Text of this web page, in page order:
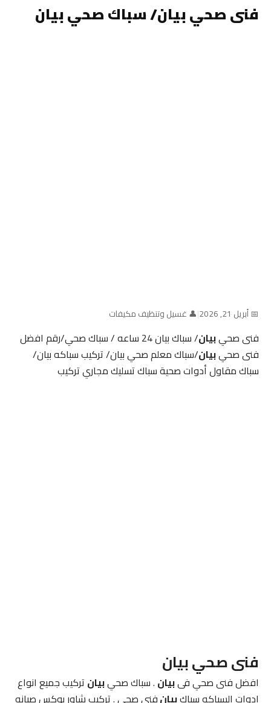
فنى صحي بيان/ سباك صحي بيان
📅 أبريل 21, 2026 |👤 غسيل وتنظيف مكيفات
فنى صحيبيان
/ سباك بيان 24 ساعه / سباك صحي/رقم افضل
فنى صحيبيان/سباك معلم صحي بيان/ تركيب سباكه بيان/
سباك مقاول أدوات صحية سباك تسليك مجاري تركيب
فنى صحي بيان
افضل فنى صحي فىبيان. سباك صحيبيانتركيب جميع انواع
ادوات السباكه سباكبيانفنى صحي . تركيب شاور بوكس صيانه